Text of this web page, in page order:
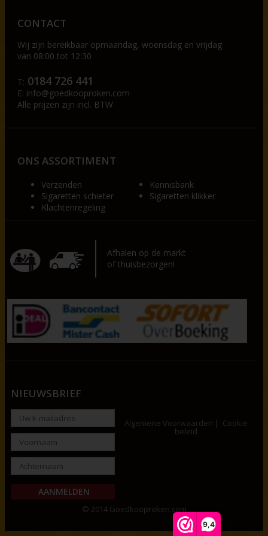
9,4
CONTACT
Wij zijn bereikbaar opmaandag, woensdag en vrijdag
van 08:00 tot 12:30
T: 0184 726 441
E: info@goedkooproken.com
Alle prijzen zijn incl. BTW
ONS ASSORTIMENT
Verzenden
Kennisbank
Sigaretten schieter
Sigaretten klikker
Klachtenregeling
Afhalen op de markt
of thuisbezorgen!
NIEUWSBRIEF
Algemene Voorwaarden Cookie
beleid
© 2014 Goedkooproken.com